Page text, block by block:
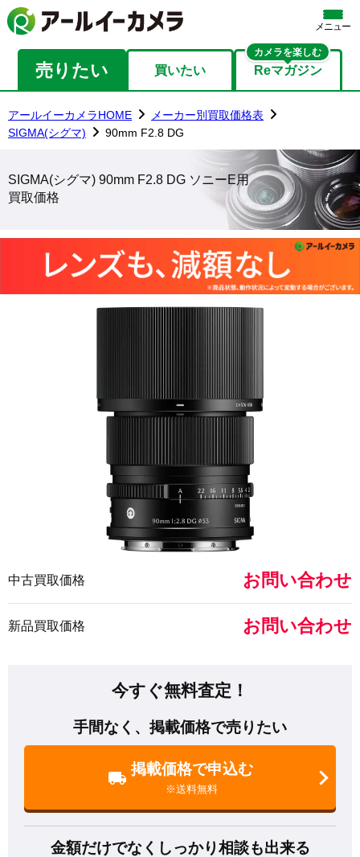
メニュー
売りたい 買いたい Reマガジン
カメラを楽しむ
アールイーカメラHOME
メーカー別買取価格表
SIGMA(シグマ)
90mm F2.8 DG
SIGMA(シグマ) 90mm F2.8 DG ソニーE用
買取価格
中古買取価格 お問い合わせ
新品買取価格 お問い合わせ
今すぐ無料査定！
手間なく、掲載価格で売りたい
掲載価格で申込む
※送料無料
金額だけでなくしっかり相談も出来る